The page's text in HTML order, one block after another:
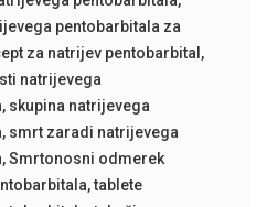
pentobarbitala za
za natrijev pentobarbital ,
natrijevega
, skupina natrijevega
, smrt zaradi natrijevega
,Smrtonosni odmerek
,tablete